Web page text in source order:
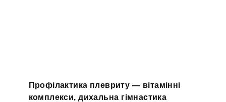
Профілактика плевриту — вітамінні
комплекси, дихальна гімнастика